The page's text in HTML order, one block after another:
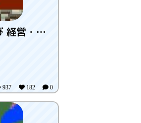
インテリ君の英語遊び 経営・管理部門編
937 182 0